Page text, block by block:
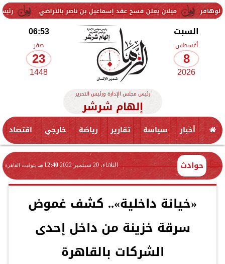
رئيس وزراء ميلان يعلن فسخ عقد إسماعيل بن ناصر بالتراضي
السبت
أغسطس
8
2026
06:53
صفر
23
1448
رئيس مجلس الإدارة ورئيس التحرير
إلهام شرشر
أخبار سياسة تقارير رياضة خارجي اقتصاد
حوادث الثلاثاء، 20 سبتمبر 2022 12:40 مـ بتوقيت القاهرة
«خيانة داخلية».. كشف غموض
سرقة خزينة من داخل إحدى
الشركات بالقاهرة